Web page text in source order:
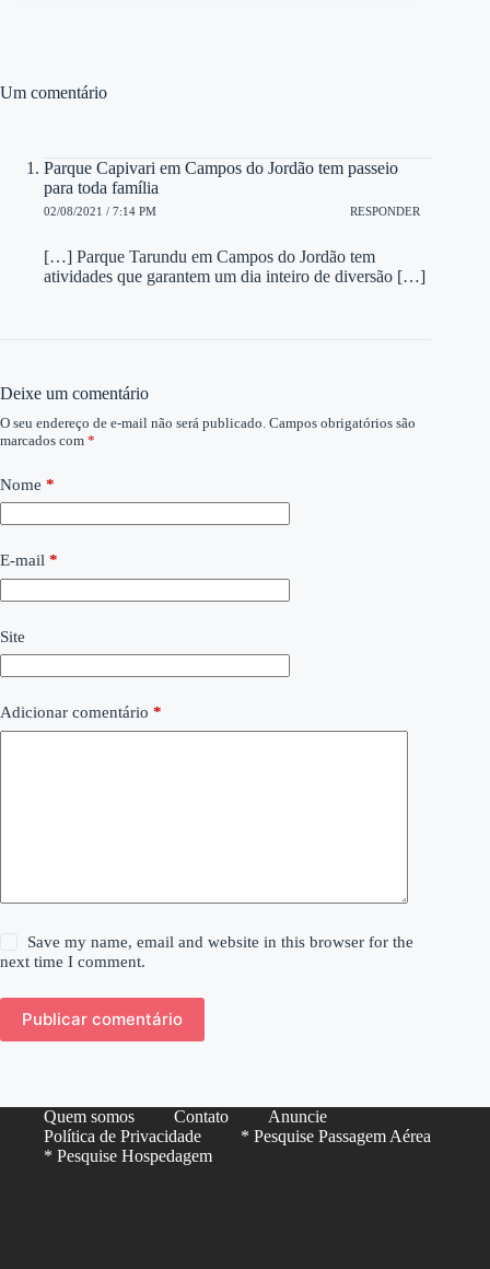
Um comentário
Parque Capivari em Campos do Jordão tem passeio
para toda família
02/08/2021 / 7:14 PM RESPONDER
[…] Parque Tarundu em Campos do Jordão tem
atividades que garantem um dia inteiro de diversão […]
Deixe um comentário
O seu endereço de e-mail não será publicado. Campos obrigatórios são
marcados com *
Nome *
E-mail *
Site
Adicionar comentário *
Save my name, email and website in this browser for the
next time I comment.
Publicar comentário
Quem somos Contato
Anuncie
Política de Privacidade
* Pesquise Passagem Aérea
* Pesquise Hospedagem